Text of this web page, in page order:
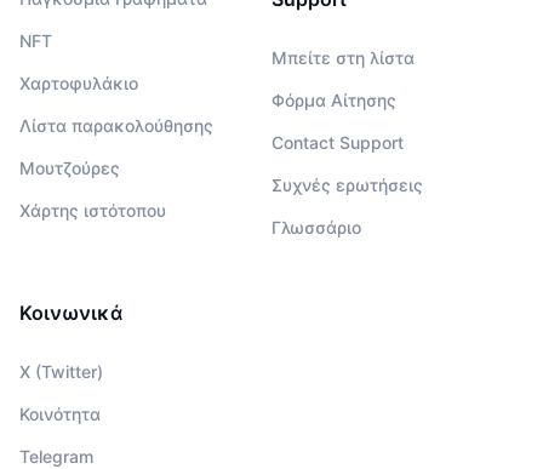
NFT
Χαρτοφυλάκιο
Λίστα παρακολούθησης
Μουτζούρες
Χάρτης ιστότοπου
Μπείτε στη λίστα
Φόρμα Αίτησης
Contact Support
Συχνές ερωτήσεις
Γλωσσάριο
Κοινωνικά
X (Twitter)
Κοινότητα
Telegram